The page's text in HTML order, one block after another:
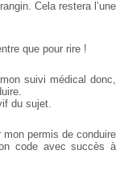
Cela restera l’une
que pour rire !
suivi médical donc,
du sujet.
mon permis de conduire
code avec succès à